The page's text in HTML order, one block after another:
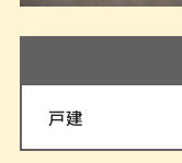
戸建